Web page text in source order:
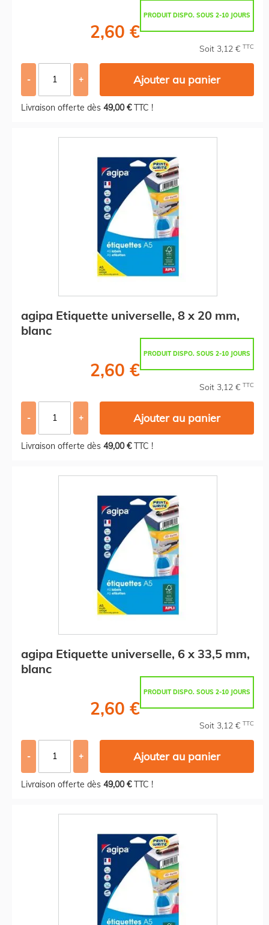
PRODUIT DISPO. SOUS 2-10 JOURS
2,60 €
Soit 3,12 € TTC
- + Ajouter au panier
Livraison offerte dès 49,00 €TTC !
agipa Etiquette universelle, 8 x 20 mm,
blanc
PRODUIT DISPO. SOUS 2-10 JOURS
2,60 €
Soit 3,12 € TTC
- + Ajouter au panier
Livraison offerte dès 49,00 €TTC !
agipa Etiquette universelle, 6 x 33,5 mm,
blanc
PRODUIT DISPO. SOUS 2-10 JOURS
2,60 €
Soit 3,12 € TTC
- + Ajouter au panier
Livraison offerte dès 49,00 €TTC !